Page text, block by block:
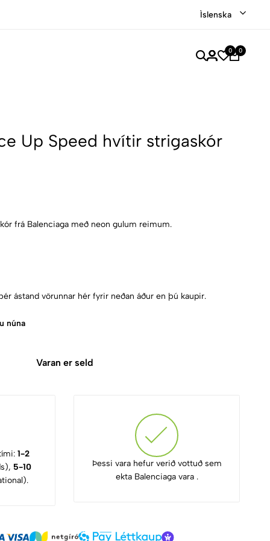
Íslenska
0 0
Up Speed hvítir strigaskór
frá Balenciaga með neon gulum reimum.
ástand vörunnar hér fyrir neðan áður en þú kaupir.
núna
Varan er seld
1-2
5-10
Þessi vara hefur verið vottuð sem
ekta Balenciaga vara .